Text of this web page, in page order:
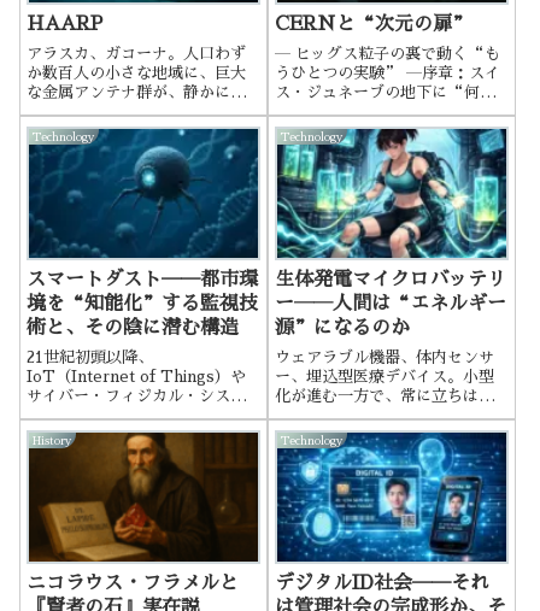
HAARP
アラスカ、ガコーナ。人口わず
か数百人の小さな地域に、巨大
な金属アンテナ群が、静かに空
へと突き立っている。その数、
180本以上。広さ、約13ヘクター
ル。正式名称は HAARPHigh
Frequency Active Auroral
Research Program（高周波活
性オーロラ調査プログラム）。
表向きの説明はこうだ。
CERNと“次元の扉”
― ヒッグス粒子の裏で動く“も
うひとつの実験” ―序章：スイ
ス・ジュネーブの地下に“何
か”があるスイスとフランスの
国境にまたがる地下100メート
ル。そこには、全長27キロに及
ぶ巨大な円形トンネルが存在す
る。正式名称は、CERN（欧州
原子核研...
Technology
スマートダスト──都市環
境を“知能化”する監視技
術と、その陰に潜む構造
21世紀初頭以降、
IoT（Internet of Things）や
サイバー・フィジカル・システ
た。その中で、研究者・軍事機
関・都市伝説コミュニティの三
領域すべてで注目され続けてい
るのが Smart Dust（スマートダ
スト） である。
Technology
生体発電マイクロバッテリ
ー――人間は“エネルギー
源”になるのか
ウェアラブル機器、体内センサ
ー、埋込型医療デバイス。小型
化が進む一方で、常に立ちはだ
History
ニコラウス・フラメルと
Technology
デジタルID社会──それ